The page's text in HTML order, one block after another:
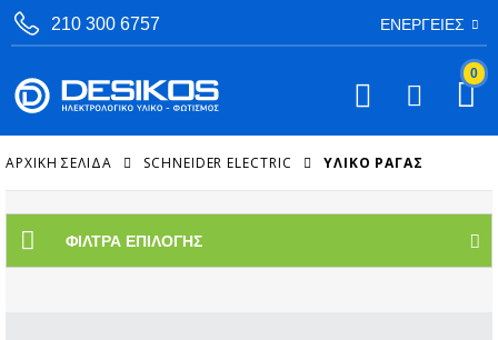
210 300 6757 ΕΝΈΡΓΕΙΕΣ
0
ΑΡΧΙΚΉ ΣΕΛΊΔΑ SCHNEIDER ELECTRIC ΥΛΙΚΌ ΡΆΓΑΣ
ΦΊΛΤΡΑ ΕΠΙΛΟΓΉΣ